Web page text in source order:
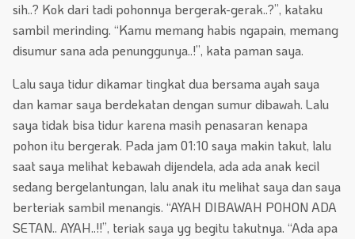
sih..? Kok dari tadi pohonnya bergerak-gerak..?”, kataku
sambil merinding. “Kamu memang habis ngapain, memang
disumur sana ada penunggunya..!”, kata paman saya.
Lalu saya tidur dikamar tingkat dua bersama ayah saya
dan kamar saya berdekatan dengan sumur dibawah. Lalu
saya tidak bisa tidur karena masih penasaran kenapa
pohon itu bergerak. Pada jam 01:10 saya makin takut, lalu
saat saya melihat kebawah dijendela, ada ada anak kecil
sedang bergelantungan, lalu anak itu melihat saya dan saya
berteriak sambil menangis. “AYAH DIBAWAH POHON ADA
SETAN.. AYAH..!!”, teriak saya yg begitu takutnya. “Ada apa